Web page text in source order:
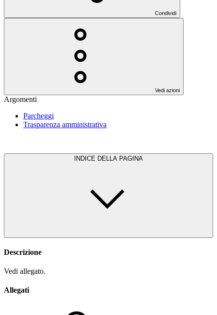
Condividi
Vedi azioni
Argomenti
Parcheggi
Trasparenza amministrativa
INDICE DELLA PAGINA
Descrizione
Vedi allegato.
Allegati